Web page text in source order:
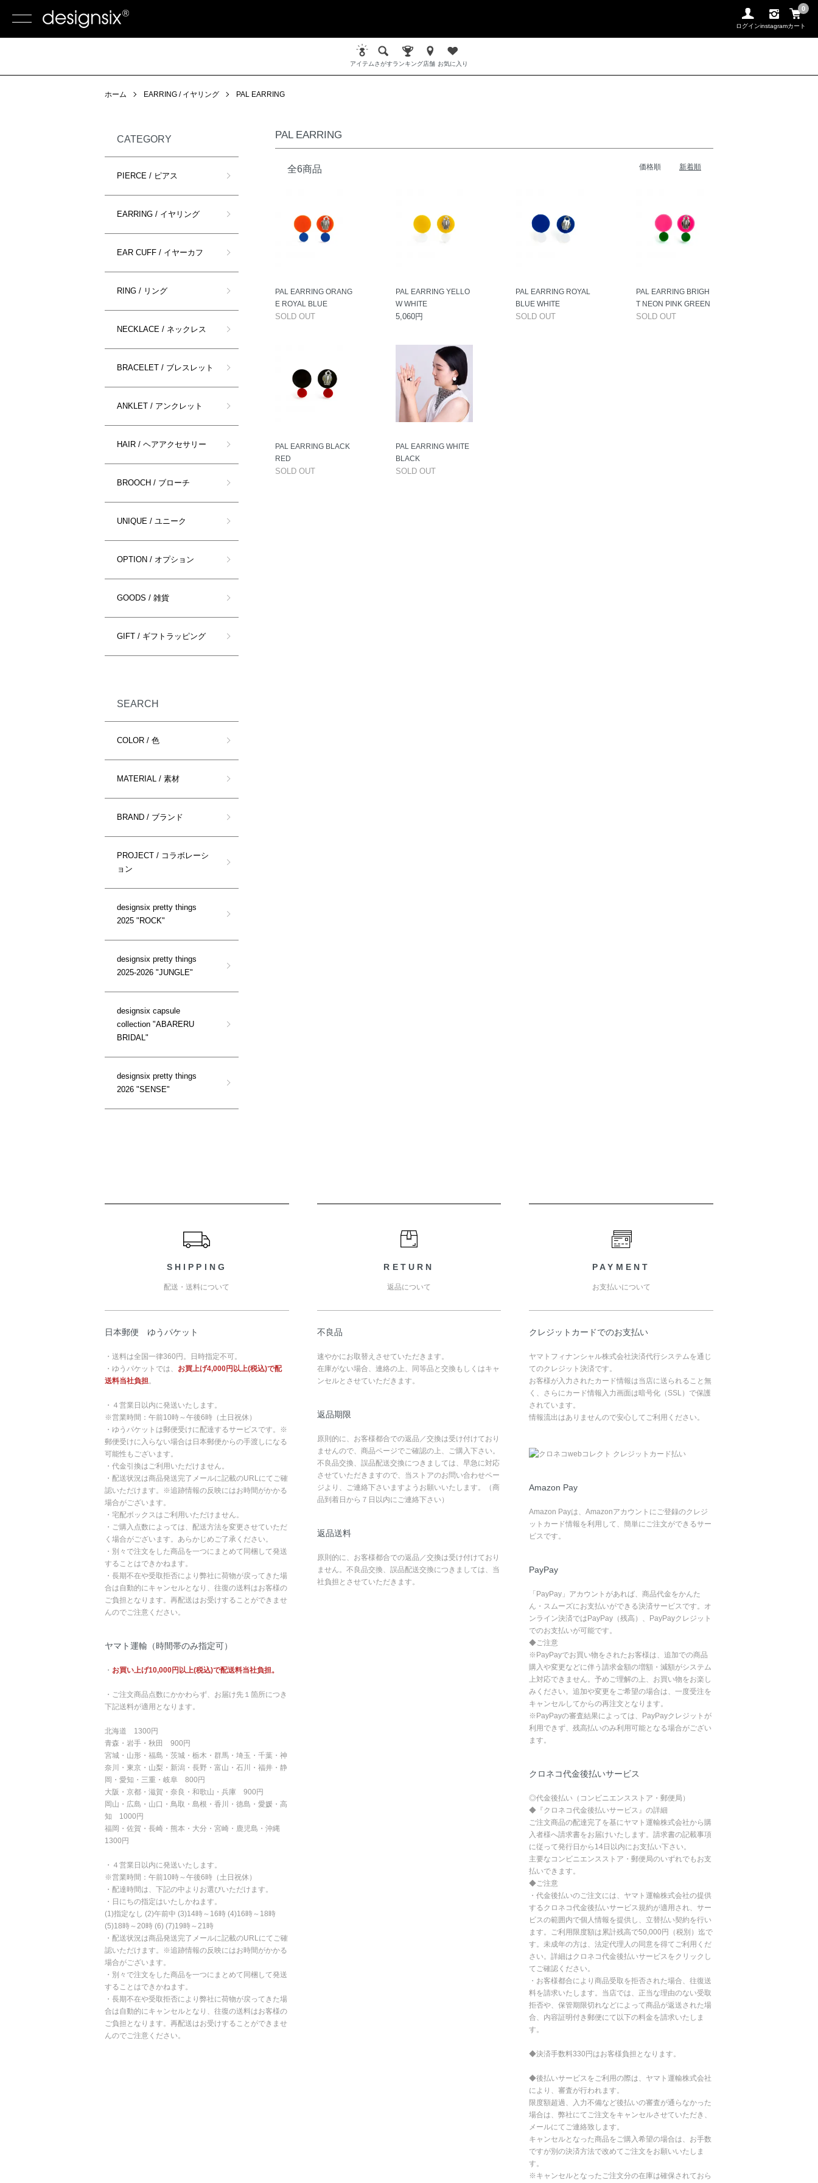
ログインinstagram
0
カート
アイテムさがすランキング店舗 お気に入り
ホーム EARRING / イヤリング PAL EARRING
PAL EARRING
全6商品 価格順 新着順
PAL EARRING ORANG
E ROYAL BLUE
SOLD OUT
PAL EARRING YELLO
W WHITE
5,060円
PAL EARRING ROYAL
BLUE WHITE
SOLD OUT
PAL EARRING BRIGH
T NEON PINK GREEN
SOLD OUT
PAL EARRING BLACK
RED
SOLD OUT
PAL EARRING WHITE
BLACK
SOLD OUT
CATEGORY
PIERCE / ピアス
EARRING / イヤリング
EAR CUFF / イヤーカフ
RING / リング
NECKLACE / ネックレス
BRACELET / ブレスレット
ANKLET / アンクレット
HAIR / ヘアアクセサリー
BROOCH / ブローチ
UNIQUE / ユニーク
OPTION / オプション
GOODS / 雑貨
GIFT / ギフトラッピング
SEARCH
COLOR / 色
MATERIAL / 素材
BRAND / ブランド
PROJECT / コラボレーシ
ョン
designsix pretty things
2025 "ROCK"
designsix pretty things
2025-2026 "JUNGLE"
designsix capsule
collection "ABARERU
BRIDAL"
designsix pretty things
2026 "SENSE"
SHIPPING
配送・送料について
日本郵便 ゆうパケット
・送料は全国一律360円。日時指定不可。
・ゆうパケットでは、 お買上げ4,000円以上(税込)で配
送料当社負担。
・４営業日以内に発送いたします。
※営業時間：午前10時～午後6時（土日祝休）
・ゆうパケットは郵便受けに配達するサービスです。※
郵便受けに入らない場合は日本郵便からの手渡しになる
可能性もございます。
・代金引換はご利用いただけません。
・配送状況は商品発送完了メールに記載のURLにてご確
認いただけます。※追跡情報の反映にはお時間がかかる
場合がございます。
・宅配ボックスはご利用いただけません。
・ご購入点数によっては、配送方法を変更させていただ
く場合がございます。あらかじめご了承ください。
・別々で注文をした商品を一つにまとめて同梱して発送
することはできかねます。
・長期不在や受取拒否により弊社に荷物が戻ってきた場
合は自動的にキャンセルとなり、往復の送料はお客様の
ご負担となります。再配送はお受けすることができませ
んのでご注意ください。
ヤマト運輸（時間帯のみ指定可）
・ お買い上げ10,000円以上(税込)で配送料当社負担。
・ご注文商品点数にかかわらず、お届け先１箇所につき
下記送料が適用となります。
北海道 1300円
青森・岩手・秋田 900円
宮城・山形・福島・茨城・栃木・群馬・埼玉・千葉・神
奈川・東京・山梨・新潟・長野・富山・石川・福井・静
岡・愛知・三重・岐阜 800円
大阪・京都・滋賀・奈良・和歌山・兵庫 900円
岡山・広島・山口・鳥取・島根・香川・徳島・愛媛・高
知 1000円
福岡・佐賀・長崎・熊本・大分・宮崎・鹿児島・沖縄
1300円
・４営業日以内に発送いたします。
※営業時間：午前10時～午後6時（土日祝休）
・配達時間は、下記の中よりお選びいただけます。
・日にちの指定はいたしかねます。
(1)指定なし (2)午前中 (3)14時～16時 (4)16時～18時
(5)18時～20時 (6) (7)19時～21時
・配送状況は商品発送完了メールに記載のURLにてご確
認いただけます。※追跡情報の反映にはお時間がかかる
場合がございます。
・別々で注文をした商品を一つにまとめて同梱して発送
することはできかねます。
・長期不在や受取拒否により弊社に荷物が戻ってきた場
合は自動的にキャンセルとなり、往復の送料はお客様の
ご負担となります。再配送はお受けすることができませ
んのでご注意ください。
RETURN
返品について
不良品
速やかにお取替えさせていただきます。
在庫がない場合、連絡の上、同等品と交換もしくはキャ
ンセルとさせていただきます。
返品期限
原則的に、お客様都合での返品／交換は受け付けており
ませんので、商品ページでご確認の上、ご購入下さい。
不良品交換、誤品配送交換につきましては、早急に対応
させていただきますので、当ストアのお問い合わせペー
ジより、ご連絡下さいますようお願いいたします。（商
品到着日から７日以内にご連絡下さい）
返品送料
原則的に、お客様都合での返品／交換は受け付けており
ません。不良品交換、誤品配送交換につきましては、当
社負担とさせていただきます。
PAYMENT
お支払いについて
クレジットカードでのお支払い
ヤマトフィナンシャル株式会社決済代行システムを通じ
てのクレジット決済です。
お客様が入力されたカード情報は当店に送られること無
く、さらにカード情報入力画面は暗号化（SSL）で保護
されています。
情報流出はありませんので安心してご利用ください。
Amazon Pay
Amazon Payは、Amazonアカウントにご登録のクレジ
ットカード情報を利用して、簡単にご注文ができるサー
ビスです。
PayPay
「PayPay」アカウントがあれば、商品代金をかんた
ん・スムーズにお支払いができる決済サービスです。オ
ンライン決済ではPayPay（残高）、PayPayクレジット
でのお支払いが可能です。
◆ご注意
※PayPayでお買い物をされたお客様は、追加での商品
購入や変更などに伴う請求金額の増額・減額がシステム
上対応できません。予めご理解の上、お買い物をお楽し
みください。追加や変更をご希望の場合は、一度受注を
キャンセルしてからの再注文となります。
※PayPayの審査結果によっては、PayPayクレジットが
利用できず、残高払いのみ利用可能となる場合がござい
ます。
クロネコ代金後払いサービス
◎代金後払い（コンビニエンスストア・郵便局）
◆『クロネコ代金後払いサービス』の詳細
ご注文商品の配達完了を基にヤマト運輸株式会社から購
入者様へ請求書をお届けいたします。請求書の記載事項
に従って発行日から14日以内にお支払い下さい。
主要なコンビニエンスストア・郵便局のいずれでもお支
払いできます。
◆ご注意
・代金後払いのご注文には、ヤマト運輸株式会社の提供
するクロネコ代金後払いサービス規約が適用され、サー
ビスの範囲内で個人情報を提供し、立替払い契約を行い
ます。ご利用限度額は累計残高で50,000円（税別）迄で
す。未成年の方は、法定代理人の同意を得てご利用くだ
さい。詳細はクロネコ代金後払いサービスをクリックし
てご確認ください。
・お客様都合により商品受取を拒否された場合、往復送
料を請求いたします。当店では、正当な理由のない受取
拒否や、保管期限切れなどによって商品が返送された場
合、内容証明付き郵便にて以下の料金を請求いたしま
す。
◆決済手数料330円はお客様負担となります。
◆後払いサービスをご利用の際は、ヤマト運輸株式会社
により、審査が行われます。
限度額超過、入力不備など後払いの審査が通らなかった
場合は、弊社にてご注文をキャンセルさせていただき、
メールにてご連絡致します。
キャンセルとなった商品をご購入希望の場合は、お手数
ですが別の決済方法で改めてご注文をお願いいたしま
す。
※キャンセルとなったご注文分の在庫は確保されておら